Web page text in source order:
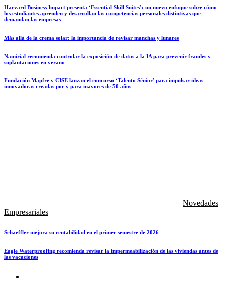
Harvard Business Impact presenta ‘Essential Skill Suites’: un nuevo enfoque sobre cómo
los estudiantes aprenden y desarrollan las competencias personales distintivas que
demandan las empresas
Más allá de la crema solar: la importancia de revisar manchas y lunares
Namirial recomienda controlar la exposición de datos a la IA para prevenir fraudes y
suplantaciones en verano
Fundación Mapfre y CISE lanzan el concurso ‘Talento Sénior’ para impulsar ideas
innovadoras creadas por y para mayores de 50 años
Novedades
Empresariales
Schaeffler mejora su rentabilidad en el primer semestre de 2026
Eagle Waterproofing recomienda revisar la impermeabilización de las viviendas antes de
las vacaciones